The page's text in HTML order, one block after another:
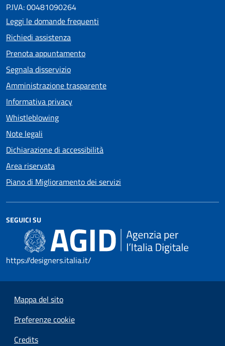
P.IVA: 00481090264
Leggi le domande frequenti
Richiedi assistenza
Prenota appuntamento
Segnala disservizio
Amministrazione trasparente
Informativa privacy
Whistleblowing
Note legali
Dichiarazione di accessibilità
Area riservata
Piano di Miglioramento dei servizi
SEGUICI SU
https://designers.italia.it/
Mappa del sito
Preferenze cookie
Credits